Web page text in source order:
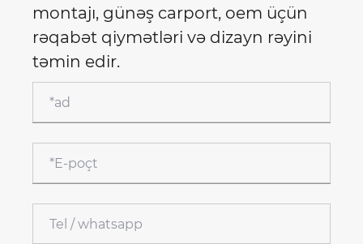
montajı, günəş carport, oem üçün
rəqabət qiymətləri və dizayn rəyini
təmin edir.